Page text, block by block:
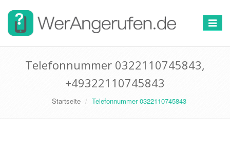
Toggle
Telefonnummer 0322110745843,
+49322110745843
Startseite Telefonnummer 0322110745843